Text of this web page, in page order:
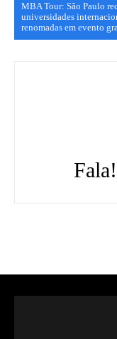
MBA Tour: São Paulo
universidades
renomadas em evento